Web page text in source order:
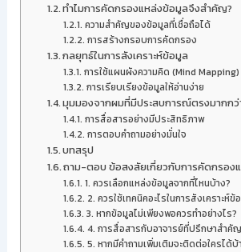
ทำไมการคัดกรองแหล่งข้อมูลจึงสำคัญ?
ความสำคัญของข้อมูลที่เชื่อถือได้
การสร้างกรอบการคัดกรอง
กลยุทธ์ในการสังเคราะห์ข้อมูล
การใช้แผนผังความคิด (Mind Mapping)
การเรียบเรียงข้อมูลให้อ่านง่าย
มุมมองจากผมที่มีประสบการณ์ตรงมากกว่
การสื่อสารอย่างมีประสิทธิภาพ
การตอบคำถามอย่างมั่นใจ
บทสรุป
ถาม-ตอบ ข้อสงสัยเกี่ยวกับการคัดกรองแ
1. ควรเลือกแหล่งข้อมูลจากที่ไหนบ้าง?
2. ควรใช้เทคนิคอะไรในการสังเคราะห์ข้
3. หากข้อมูลไม่เพียงพอควรทำอย่างไร?
4. การสื่อสารกับอาจารย์ที่ปรึกษาสำคั
5. หากมีคำถามเพิ่มเติมจะติดต่อใครได้บ้